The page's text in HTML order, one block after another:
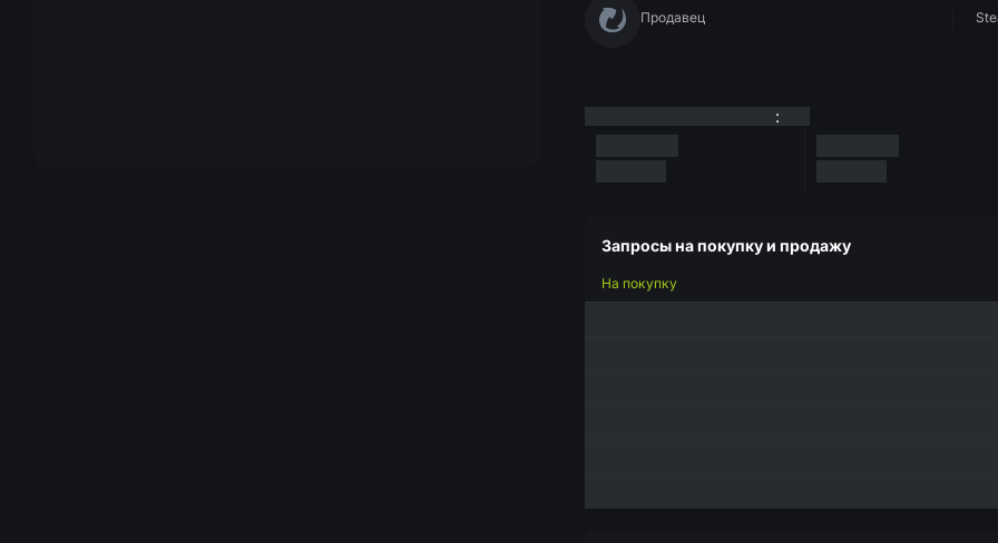
Продавец
:
Запросы на покупку и продажу
На покупку